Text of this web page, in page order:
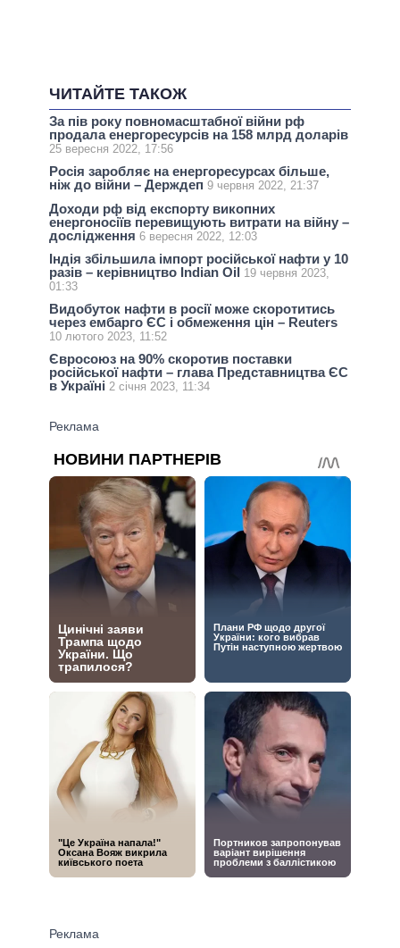
ЧИТАЙТЕ ТАКОЖ
За пів року повномасштабної війни рф
продала енергоресурсів на 158 млрд доларів
25 вересня 2022, 17:56
Росія заробляє на енергоресурсах більше,
ніж до війни – Держдеп 9 червня 2022, 21:37
Доходи рф від експорту викопних
енергоносіїв перевищують витрати на війну –
дослідження 6 вересня 2022, 12:03
Індія збільшила імпорт російської нафти у 10
разів – керівництво Indian Oil 19 червня 2023,
01:33
Видобуток нафти в росії може скоротитись
через ембарго ЄС і обмеження цін – Reuters
10 лютого 2023, 11:52
Євросоюз на 90% скоротив поставки
російської нафти – глава Представництва ЄС
в Україні 2 січня 2023, 11:34